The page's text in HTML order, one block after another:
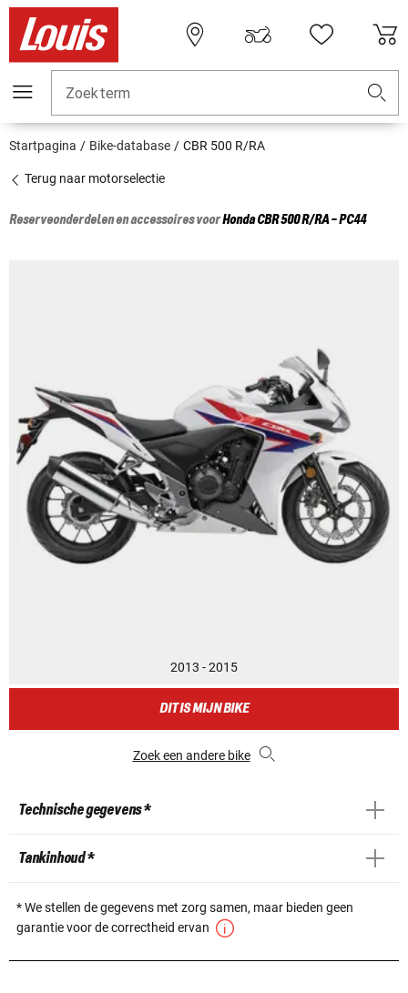
Zoekterm
Startpagina Bike-database CBR 500 R/RA
Terug naar motorselectie
Reserveonderdelen en accessoires voorHondaCBR 500 R/RA - PC44
2013 - 2015
DIT IS MIJN BIKE
Zoek een andere bike
Technische gegevens *
Tankinhoud *
* We stellen de gegevens met zorg samen, maar bieden geen
garantie voor de correctheid ervan